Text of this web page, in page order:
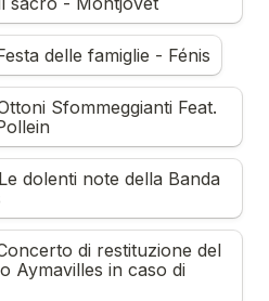
delle famiglie - Fénis
Sfommeggianti Feat.
dolenti note della Banda
di restituzione del
Aymavilles in caso di